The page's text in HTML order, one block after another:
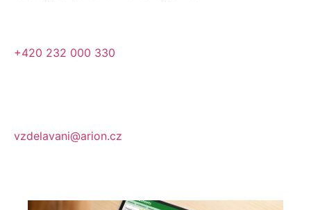
+420 232 000 330
vzdelavani@arion.cz